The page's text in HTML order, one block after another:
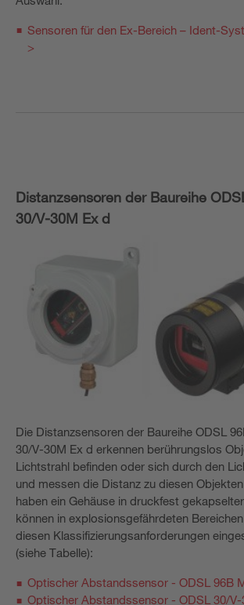
Sensoren für den Ex-Bereich – Ident-
>
Distanzsensoren der Baureihe
30/V-30M Ex d
Die Distanzsensoren der Baureihe ODSL
30/V-30M Ex d erkennen berührungslos
Lichtstrahl befinden oder sich durch den
und messen die Distanz zu diesen
haben ein Gehäuse in druckfest
können in explosionsgefährdeten
diesen Klassifizierungsanforderungen
(siehe Tabelle):
Optischer Abstandssensor - ODSL 96B
Optischer Abstandssensor - ODSL 30/V-